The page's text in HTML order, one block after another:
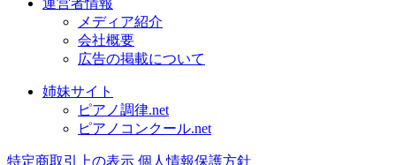
運営者情報
メディア紹介
会社概要
広告の掲載について
姉妹サイト
ピアノ調律.net
ピアノコンクール.net
特定商取引上の表示 個人情報保護方針